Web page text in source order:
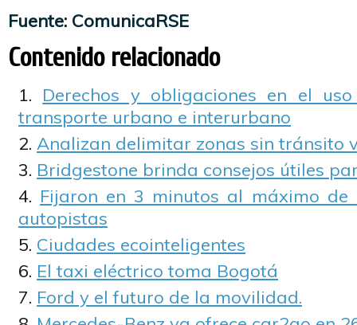
Fuente: ComunicaRSE
Contenido relacionado
Derechos y obligaciones en el
transporte urbano e interurbano
Analizan delimitar zonas sin tránsito
Bridgestone brinda consejos útiles
Fijaron en 3 minutos al máximo de
autopistas
Ciudades ecointeligentes
El taxi eléctrico toma Bogotá
Ford y el futuro de la movilidad.